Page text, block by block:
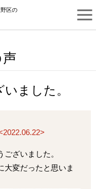
区の
ました。
ざいました。
大変だったと思いま